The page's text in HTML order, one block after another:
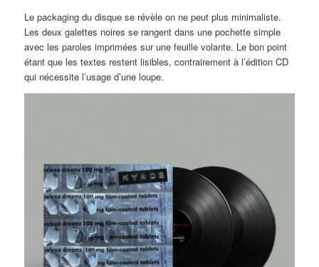
Le packaging du disque se révèle on ne peut plus minimaliste.
Les deux galettes noires se rangent dans une pochette simple
avec les paroles imprimées sur une feuille volante. Le bon point
étant que les textes restent lisibles, contrairement à l’édition CD
qui nécessite l’usage d’une loupe.